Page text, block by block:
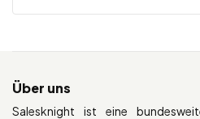
Über uns
Salesknight ist eine